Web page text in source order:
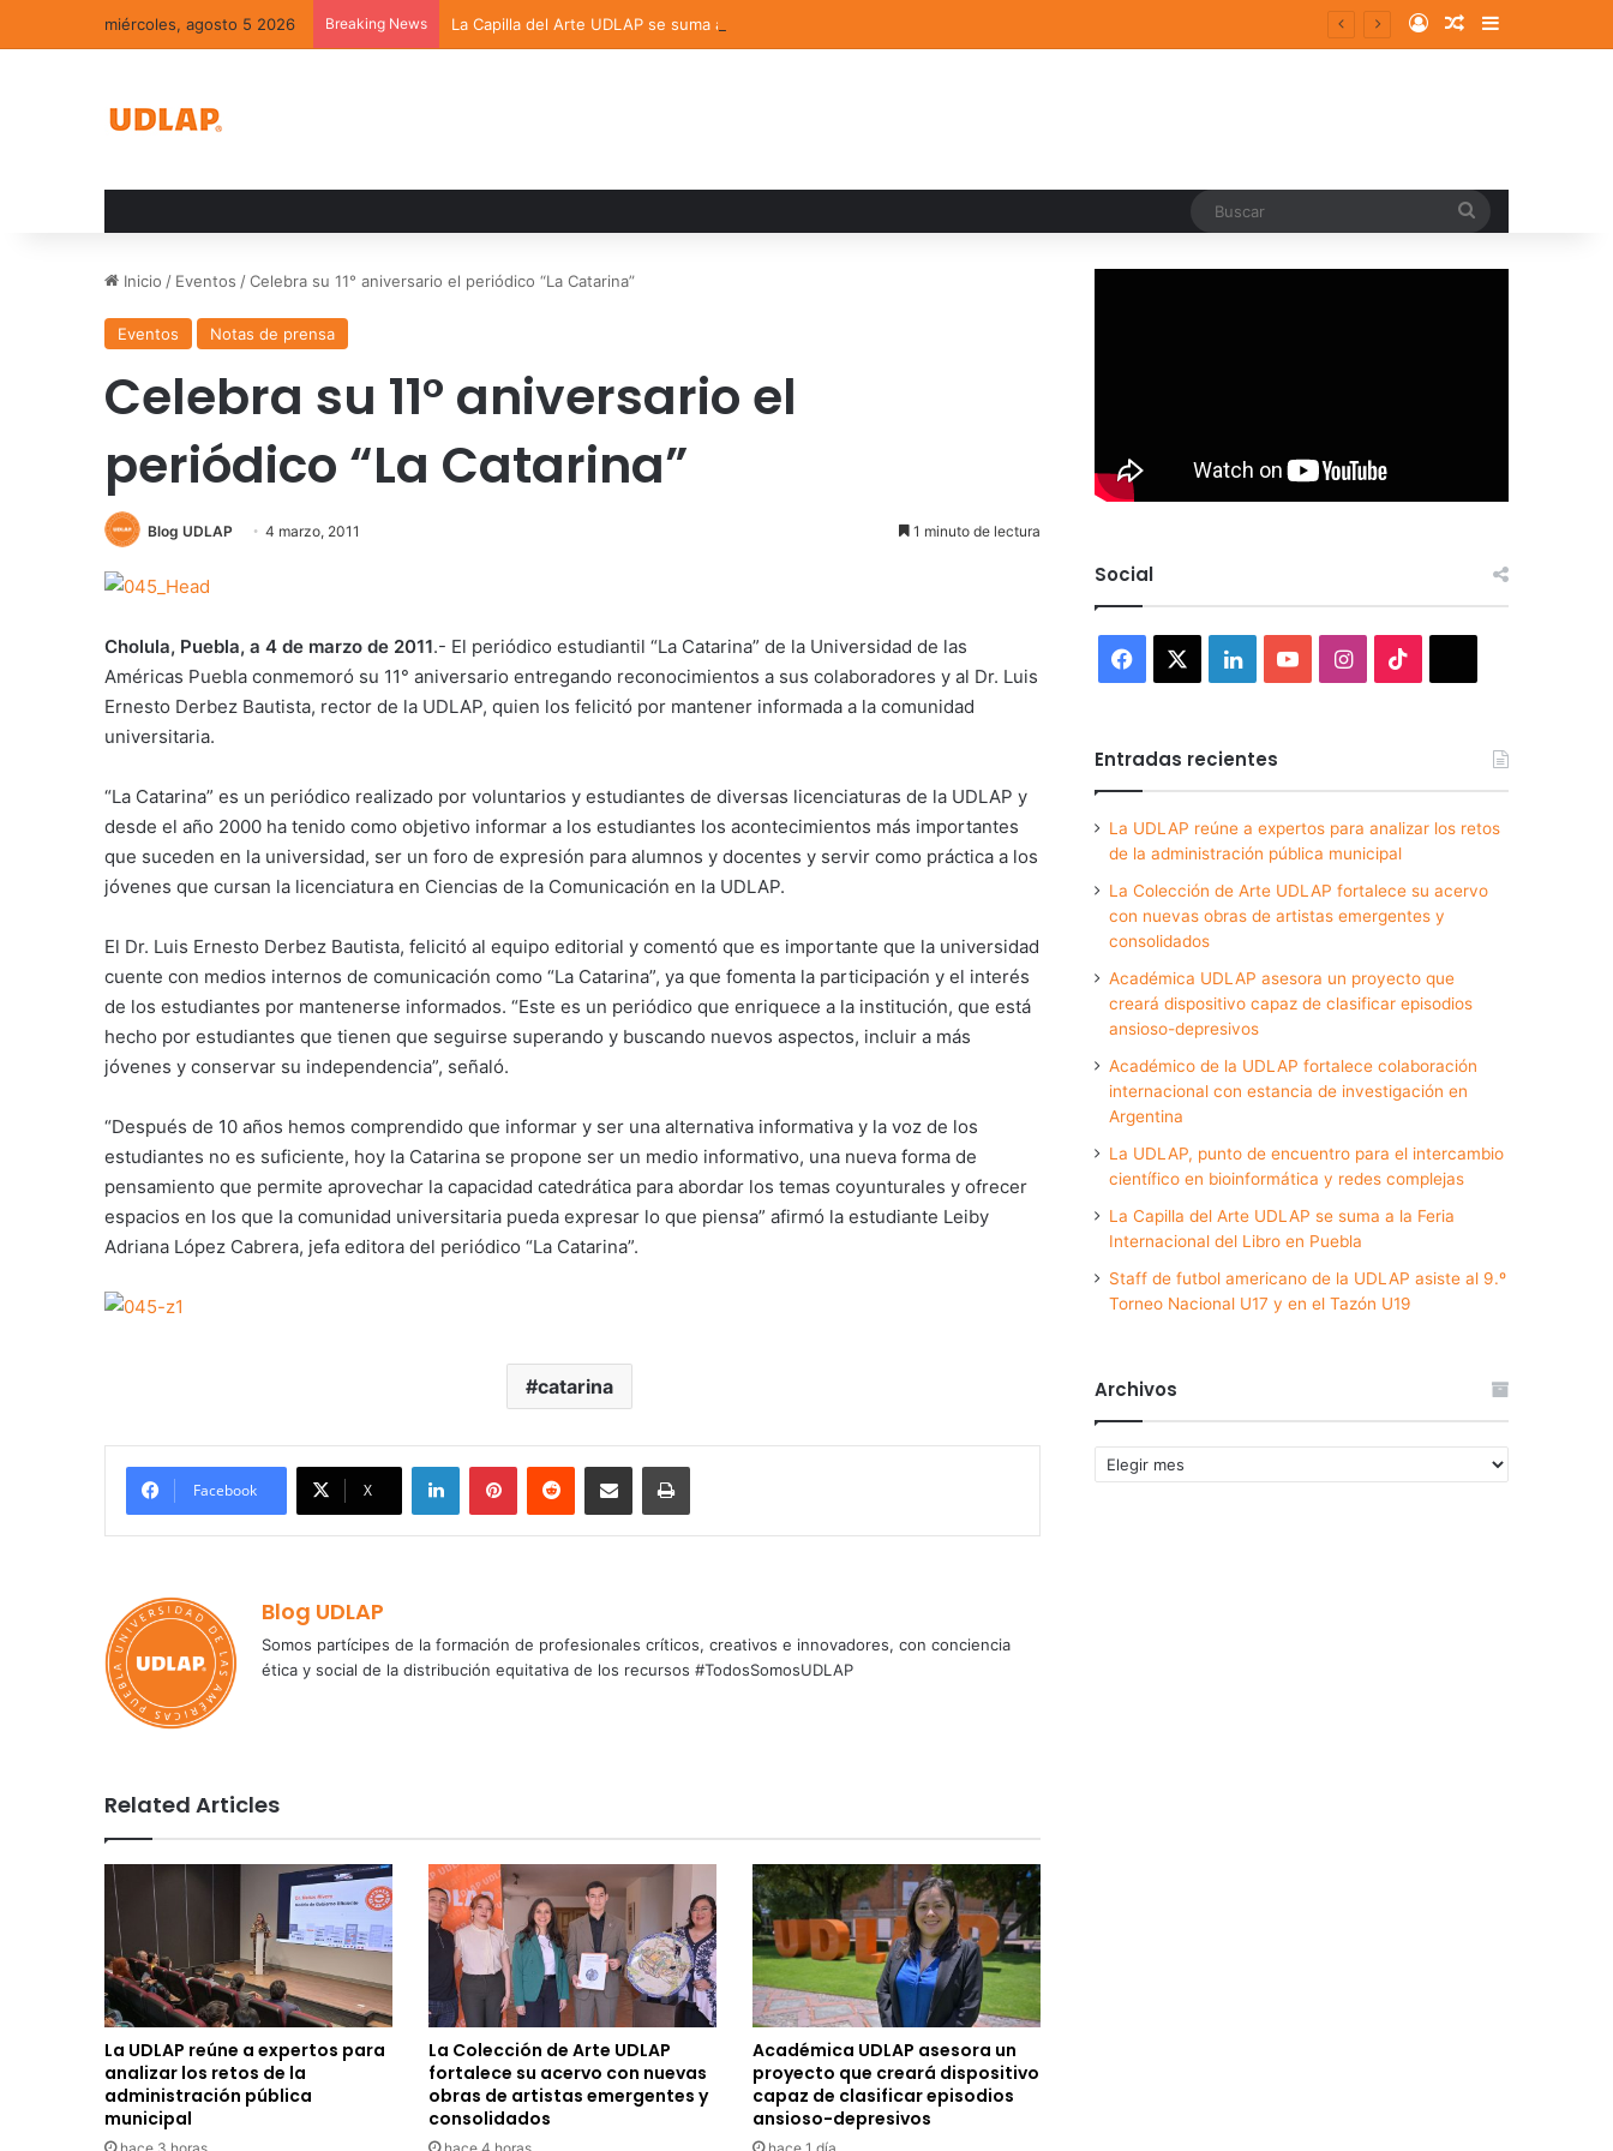
miércoles, agosto 5 2026 Breaking News La Capilla del Arte UDLAP se suma a la Feria Internacional del Libro en Puebla Log InRandom Article
Sidebar
Inicio / Eventos /Celebra su 11° aniversario el periódico “La Catarina”
Eventos Notas de prensa
Celebra su 11° aniversario el
periódico “La Catarina”
Blog UDLAP 4 marzo, 2011 1 minuto de lectura
Cholula, Puebla, a 4 de marzo de 2011.- El periódico estudiantil “La Catarina” de la Universidad de las
Américas Puebla conmemoró su 11° aniversario entregando reconocimientos a sus colaboradores y al Dr. Luis
Ernesto Derbez Bautista, rector de la UDLAP, quien los felicitó por mantener informada a la comunidad
universitaria.
“La Catarina” es un periódico realizado por voluntarios y estudiantes de diversas licenciaturas de la UDLAP y
desde el año 2000 ha tenido como objetivo informar a los estudiantes los acontecimientos más importantes
que suceden en la universidad, ser un foro de expresión para alumnos y docentes y servir como práctica a los
jóvenes que cursan la licenciatura en Ciencias de la Comunicación en la UDLAP.
El Dr. Luis Ernesto Derbez Bautista, felicitó al equipo editorial y comentó que es importante que la universidad
cuente con medios internos de comunicación como “La Catarina”, ya que fomenta la participación y el interés
de los estudiantes por mantenerse informados. “Este es un periódico que enriquece a la institución, que está
hecho por estudiantes que tienen que seguirse superando y buscando nuevos aspectos, incluir a más
jóvenes y conservar su independencia”, señaló.
“Después de 10 años hemos comprendido que informar y ser una alternativa informativa y la voz de los
estudiantes no es suficiente, hoy la Catarina se propone ser un medio informativo, una nueva forma de
pensamiento que permite aprovechar la capacidad catedrática para abordar los temas coyunturales y ofrecer
espacios en los que la comunidad universitaria pueda expresar lo que piensa” afirmó la estudiante Leiby
Adriana López Cabrera, jefa editora del periódico “La Catarina”.
catarina
Facebook X
LinkedInPinterestReddit Share via Email Print
Blog UDLAP
Somos partícipes de la formación de profesionales críticos, creativos e innovadores, con conciencia
ética y social de la distribución equitativa de los recursos #TodosSomosUDLAP
Related Articles
La UDLAP reúne a expertos para
analizar los retos de la
administración pública
municipal
La Colección de Arte UDLAP
fortalece su acervo con nuevas
obras de artistas emergentes y
consolidados
Académica UDLAP asesora un
proyecto que creará dispositivo
capaz de clasificar episodios
ansioso-depresivos
Social
Facebook LinkedInYouTubeInstagram
Entradas recientes
La UDLAP reúne a expertos para analizar los retos
de la administración pública municipal
La Colección de Arte UDLAP fortalece su acervo
con nuevas obras de artistas emergentes y
consolidados
Académica UDLAP asesora un proyecto que
creará dispositivo capaz de clasificar episodios
ansioso-depresivos
Académico de la UDLAP fortalece colaboración
internacional con estancia de investigación en
Argentina
La UDLAP, punto de encuentro para el intercambio
científico en bioinformática y redes complejas
La Capilla del Arte UDLAP se suma a la Feria
Internacional del Libro en Puebla
Staff de futbol americano de la UDLAP asiste al 9.º
Torneo Nacional U17 y en el Tazón U19
Archivos
Archivos